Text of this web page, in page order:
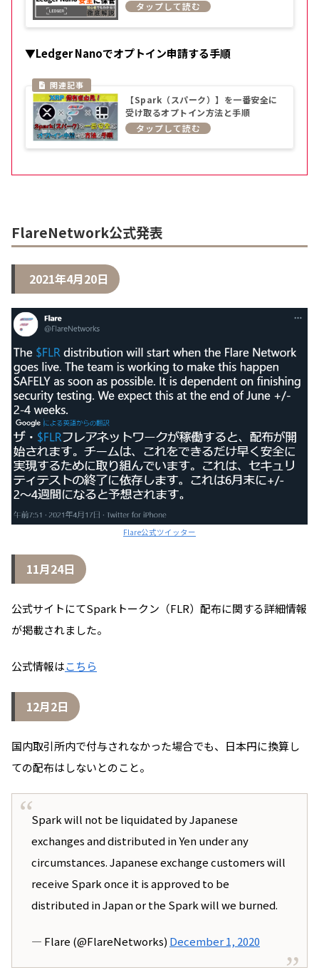
保管する方法［正規品の購入方法など
徹底解説］
▼Ledger Nanoでオプトイン申請する手順
【Spark（スパーク）】を一番安全に
受け取るオプトイン方法と手順
【Ledger Nano（レジャーナノ）】
FlareNetwork公式発表
2021年4月20日
Flare公式ツイッター
11月24日
公式サイトにてSparkトークン（FLR）配布に関する詳細情報
が掲載されました。
公式情報はこちら
12月2日
国内取引所内で付与されなかった場合でも、日本円に換算し
ての配布はしないとのこと。
Spark will not be liquidated by Japanese
exchanges and distributed in Yen under any
circumstances. Japanese exchange customers will
receive Spark once it is approved to be
distributed in Japan or the Spark will we burned.
— Flare (@FlareNetworks) December 1, 2020